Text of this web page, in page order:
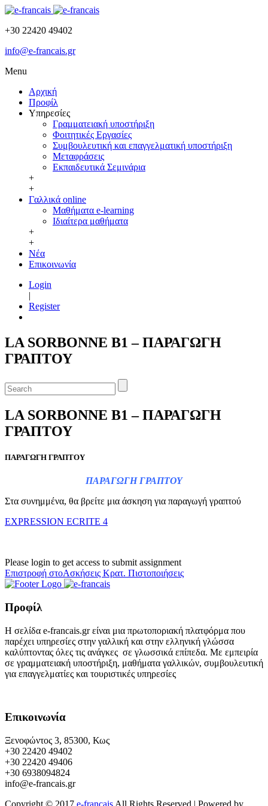
+30 22420 49402
info@e-francais.gr
Menu
Αρχική
Προφίλ
Υπηρεσίες
Γραμματειακή υποστήριξη
Φοιτητικές Εργασίες
Συμβουλευτική και επαγγελματική υποστήριξη
Μεταφράσεις
Εκπαιδευτικά Σεμινάρια
+
+
Γαλλικά online
Μαθήματα e-learning
Ιδιαίτερα μαθήματα
+
+
Νέα
Επικοινωνία
Login
|
Register
LA SORBONNE B1 – ΠΑΡΑΓΩΓΗ
ΓΡΑΠΤΟΥ
LA SORBONNE B1 – ΠΑΡΑΓΩΓΗ
ΓΡΑΠΤΟΥ
ΠΑΡΑΓΩΓΗ ΓΡΑΠΤΟΥ
ΠΑΡΑΓΩΓΗ ΓΡΑΠΤΟΥ
Στα συνημμένα, θα βρείτε μια άσκηση για παραγωγή γραπτού
EXPRESSION ECRITE 4
Please login to get access to submit assignment
Επιστροφή στοΑσκήσεις Κρατ. Πιστοποιήσεις
Προφίλ
Η σελίδα e-francais.gr είναι μια πρωτοποριακή πλατφόρμα που
παρέχει υπηρεσίες στην γαλλική και στην ελληνική γλώσσα
καλύπτοντας όλες τις ανάγκες σε γλωσσικά επίπεδα. Με εμπειρία
σε γραμματειακή υποστήριξη, μαθήματα γαλλικών, συμβουλευτική
για επαγγελματίες και τουριστικές υπηρεσίες
Επικοινωνία
Ξενοφώντος 3, 85300, Κως
+30 22420 49402
+30 22420 49406
+30 6938094824
info@e-francais.gr
Copyright © 2017 e-francais All Rights Reserved | Powered by